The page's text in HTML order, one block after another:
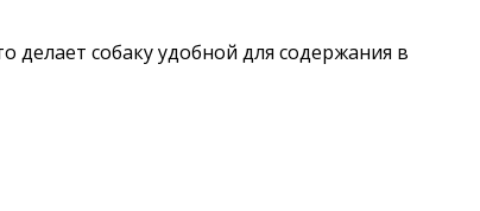
делает собаку удобной для содержания в